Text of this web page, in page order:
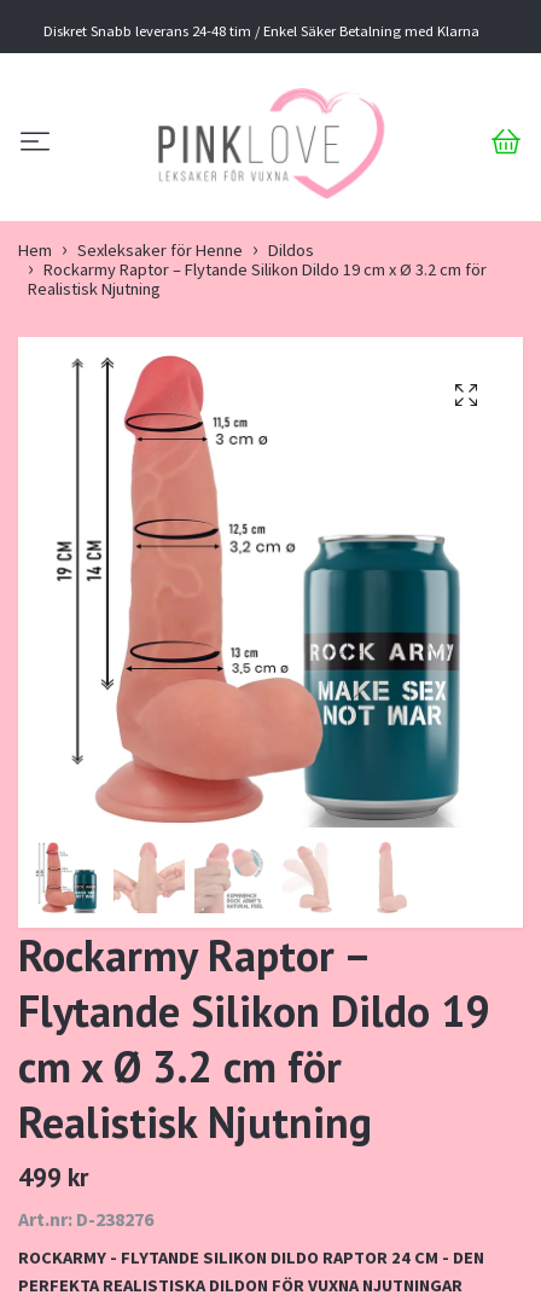
Diskret Snabb leverans 24-48 tim / Enkel Säker Betalning med Klarna
Hem Sexleksaker för Henne
Dildos
Rockarmy Raptor – Flytande Silikon Dildo 19 cm x Ø 3.2 cm för
Realistisk Njutning
Rockarmy Raptor –
Flytande Silikon Dildo 19
cm x Ø 3.2 cm för
Realistisk Njutning
499 kr
Art.nr: D-238276
ROCKARMY - FLYTANDE SILIKON DILDO RAPTOR 24 CM - DEN
PERFEKTA REALISTISKA DILDON FÖR VUXNA NJUTNINGAR